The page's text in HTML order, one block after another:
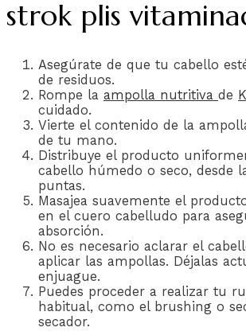
strok plis
Asegúrate de que tu cabello
de residuos.
Rompe la ampolla nutritiva de
cuidado.
Vierte el contenido de la
de tu mano.
Distribuye el producto
cabello húmedo o seco, desde
puntas.
Masajea suavemente el
en el cuero cabelludo para
absorción.
No es necesario aclarar el
aplicar las ampollas. Déjalas
enjuague.
Puedes proceder a realizar tu
habitual, como el brushing o
secador.